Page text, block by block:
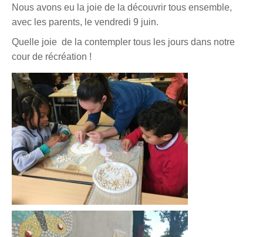
Nous avons eu la joie de la découvrir tous ensemble,
avec les parents, le vendredi 9 juin.
Quelle joie de la contempler tous les jours dans notre
cour de récréation !